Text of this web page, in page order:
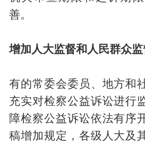
善。
增加人大监督和人民群众
有的常委会委员、地方和
充实对检察公益诉讼进行
障检察公益诉讼依法有序
稿增加规定，各级人大及